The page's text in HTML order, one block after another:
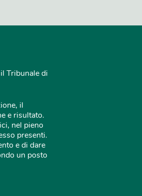
Tribunale di
il
e risultato.
nel pieno
presenti.
e di dare
un posto